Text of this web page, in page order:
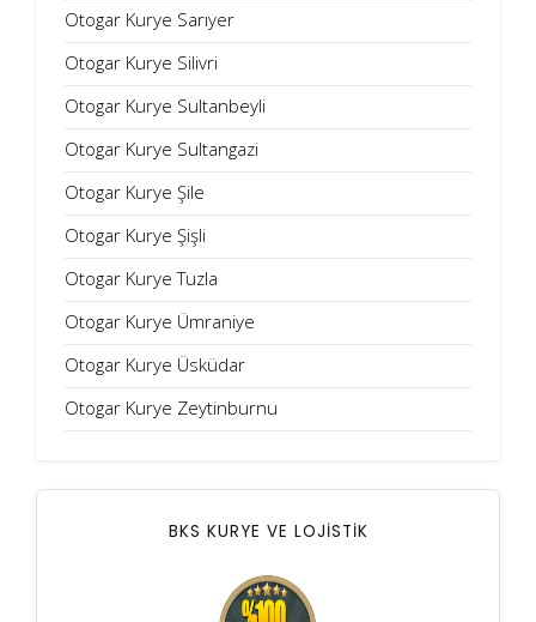
Otogar Kurye Sarıyer
Otogar Kurye Silivri
Otogar Kurye Sultanbeyli
Otogar Kurye Sultangazi
Otogar Kurye Şile
Otogar Kurye Şişli
Otogar Kurye Tuzla
Otogar Kurye Ümraniye
Otogar Kurye Üsküdar
Otogar Kurye Zeytinburnu
BKS KURYE VE LOJİSTİK